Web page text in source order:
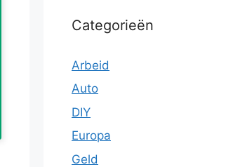
Categorieën
Arbeid
Auto
DIY
Europa
Geld